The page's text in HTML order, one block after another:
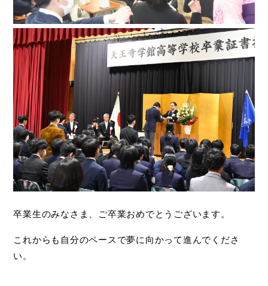
卒業生のみなさま、ご卒業おめでとうございます。
これからも自分のペースで夢に向かって進んでくださ
い。